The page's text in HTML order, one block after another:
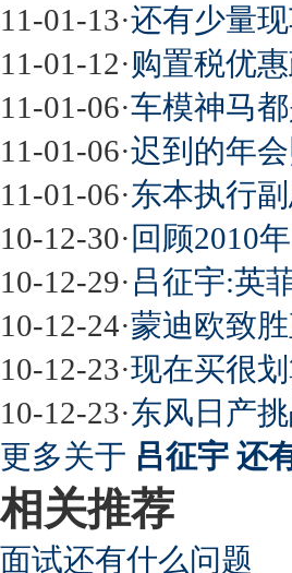
11-01-13·还有少量
11-01-12·购置税优
11-01-06·车模神马
11-01-06·迟到的年
11-01-06·东本执行
10-12-30· 回顾2010
10-12-29· 吕征宇:英
10-12-24·蒙迪欧致
10-12-23·现在买很
10-12-23·东风日产
更多关于 吕征宇 还
相关推荐
面试还有什么问题